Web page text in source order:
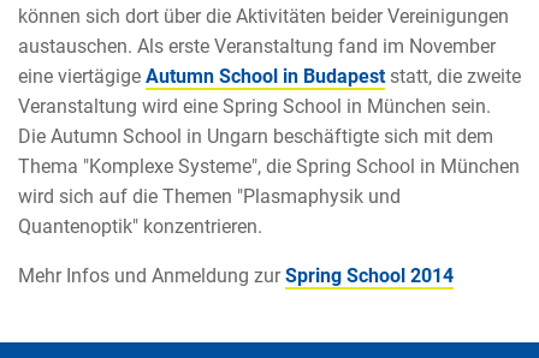
können sich dort über die Aktivitäten beider Vereinigungen
austauschen. Als erste Veranstaltung fand im November
eine viertägige Autumn School in Budapeststatt, die zweite
Veranstaltung wird eine Spring School in München sein.
Die Autumn School in Ungarn beschäftigte sich mit dem
Thema "Komplexe Systeme", die Spring School in München
wird sich auf die Themen "Plasmaphysik und
Quantenoptik" konzentrieren.
Mehr Infos und Anmeldung zurSpring School 2014